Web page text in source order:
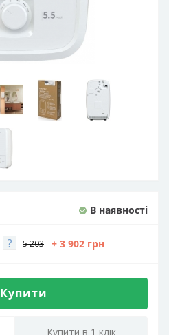
В наявності
? 5 203 + 3 902 грн
Купити